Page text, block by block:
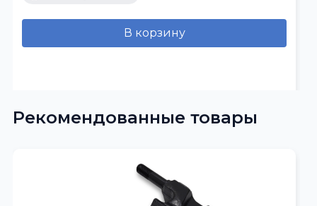
В корзину
Рекомендованные товары